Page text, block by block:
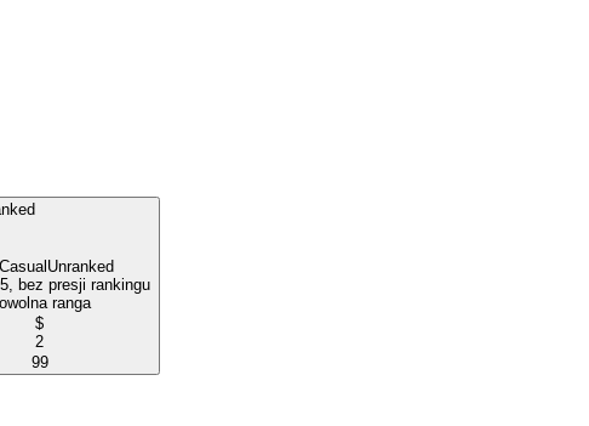
Unranked
bez presji rankingu
ranga
$
2
99